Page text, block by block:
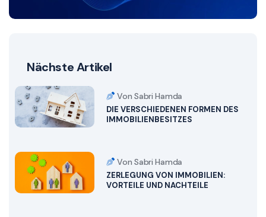
Nächste Artikel
Von Sabri Hamda
DIE VERSCHIEDENEN FORMEN DES
IMMOBILIENBESITZES
Von Sabri Hamda
ZERLEGUNG VON IMMOBILIEN:
VORTEILE UND NACHTEILE